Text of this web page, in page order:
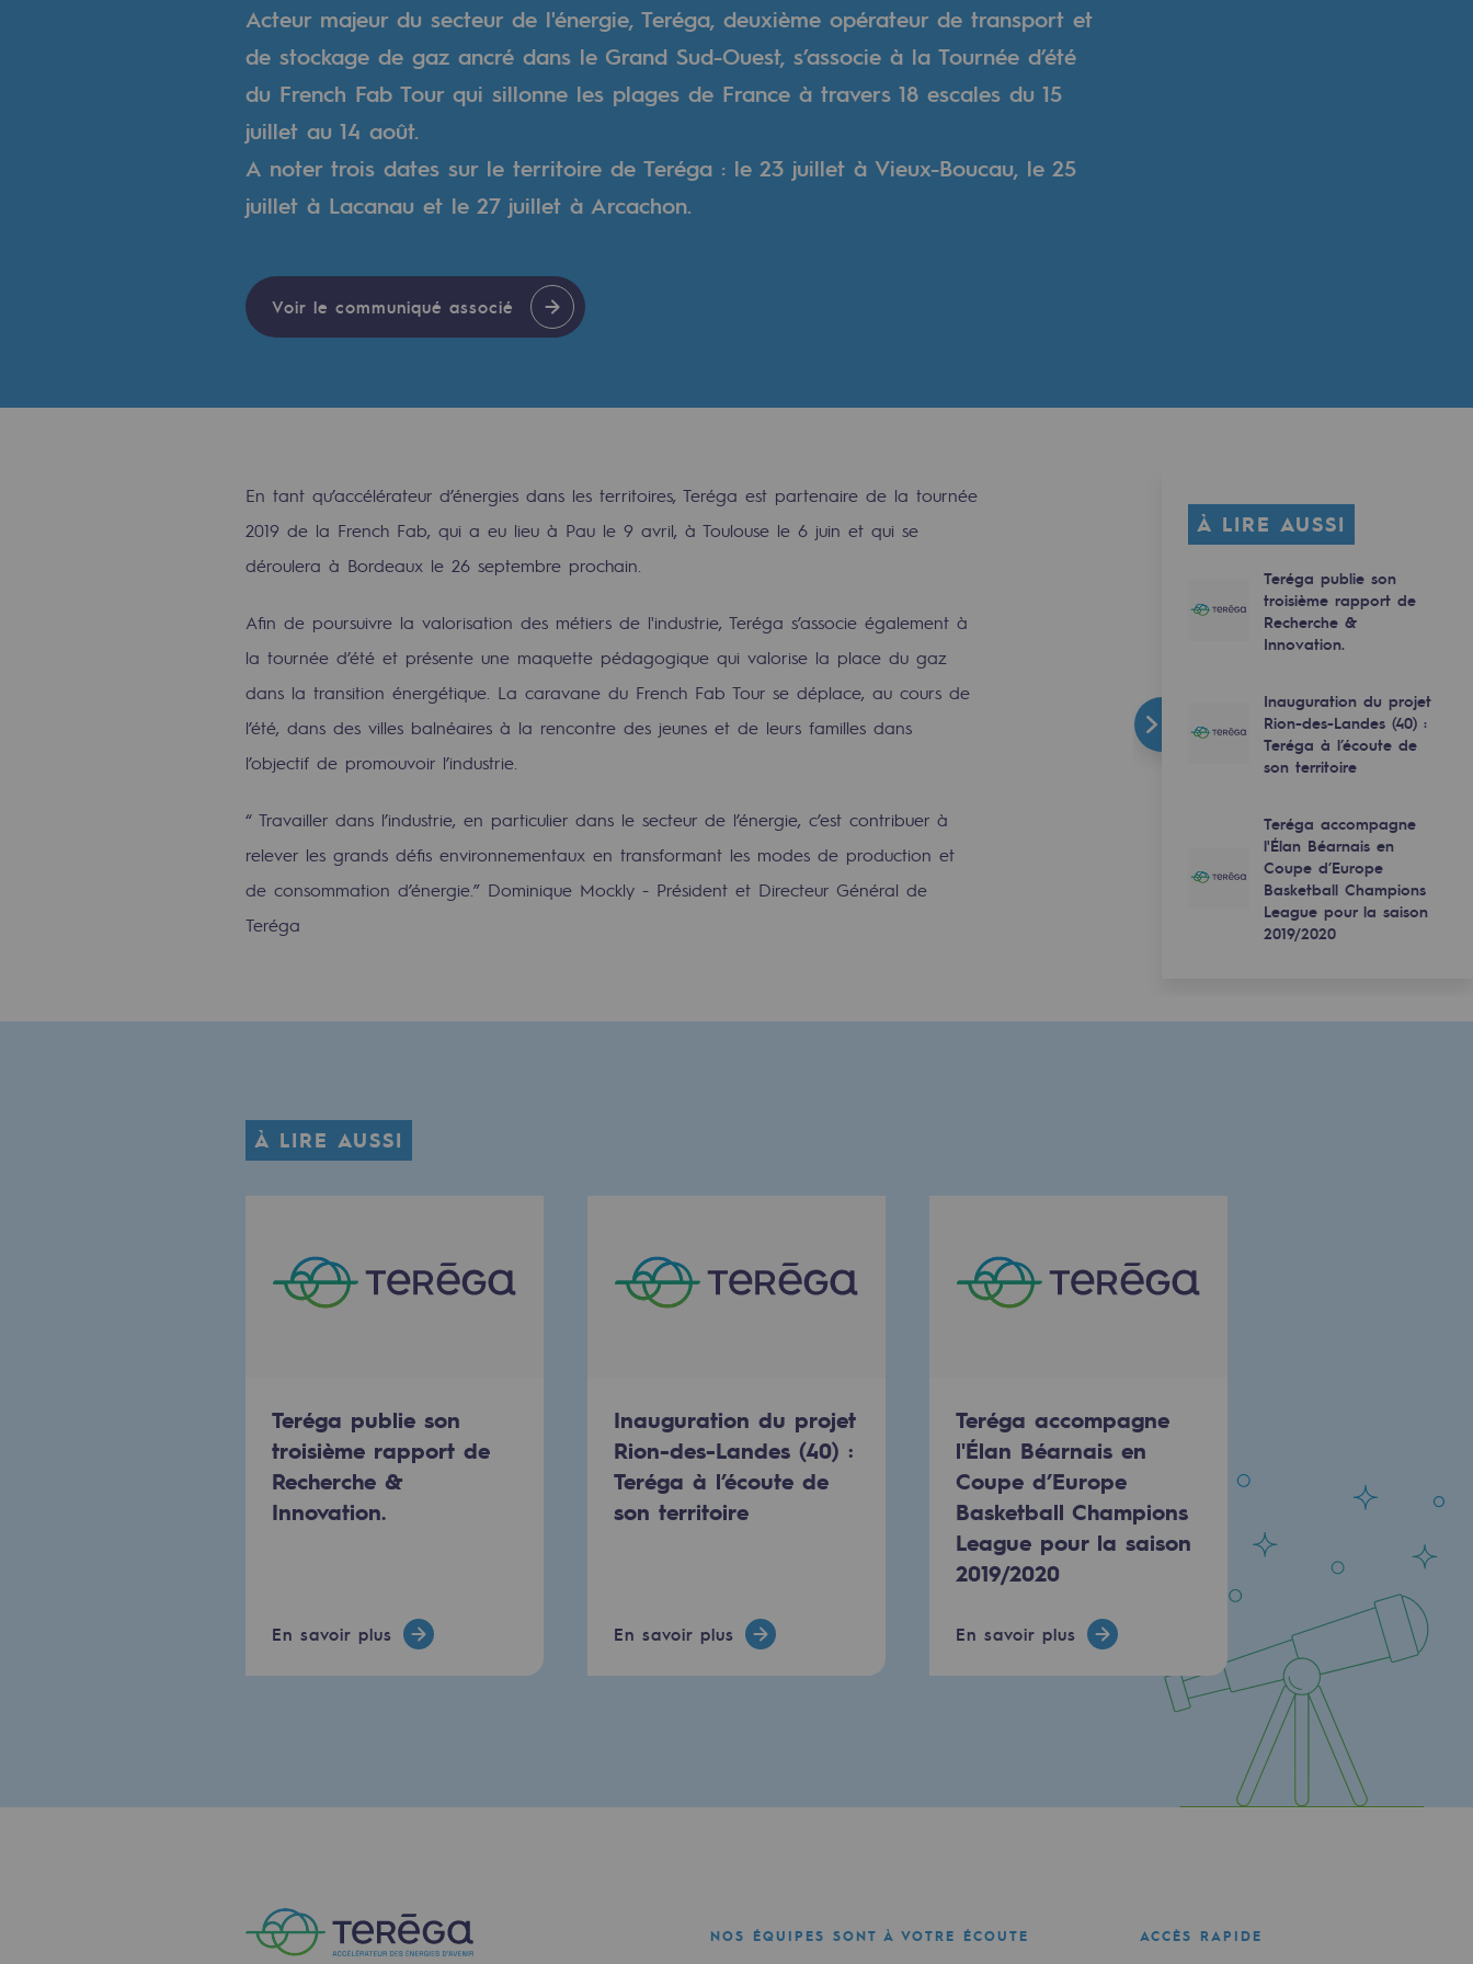
Un réseau local et européen
Une organisation adaptative et ouverte
Une organisation adaptative et ouverte
Transversalité et Collaboratif
Notre culture et nos valeurs
Une organisation certifiée
Publications institutionnelles
Où nous trouver
Les énergies d'avenir
Les énergies d'avenir
Gaz renouvelables et procédés durables
Gaz renouvelables et procédés durables
Concertations CH4, H2 et CO2
Espace pédagogique
2050 : un monde d’énergies renouvelables et bas carbone
CCUS Objectif Zéro CO2
Objectif Biométhane
Acteur engagé
Limitation des émissions atmosphériques
Acteur majeur du secteur de l'énergie, Teréga, deuxième opérateur de transport et
de stockage de gaz ancré dans le Grand Sud-Ouest, s’associe à la Tournée d’été
du French Fab Tour qui sillonne les plages de France à travers 18 escales du 15
juillet au 14 août.
A noter trois dates sur le territoire de Teréga : le 23 juillet à Vieux-Boucau, le 25
juillet à Lacanau et le 27 juillet à Arcachon.
Voir le communiqué associé
En tant qu’accélérateur d’énergies dans les territoires, Teréga est partenaire de la tournée
2019 de la French Fab, qui a eu lieu à Pau le 9 avril, à Toulouse le 6 juin et qui se
déroulera à Bordeaux le 26 septembre prochain.
Afin de poursuivre la valorisation des métiers de l'industrie, Teréga s’associe également à
la tournée d’été et présente une maquette pédagogique qui valorise la place du gaz
dans la transition énergétique. La caravane du French Fab Tour se déplace, au cours de
l’été, dans des villes balnéaires à la rencontre des jeunes et de leurs familles dans
l’objectif de promouvoir l’industrie.
“ Travailler dans l’industrie, en particulier dans le secteur de l’énergie, c’est contribuer à
relever les grands défis environnementaux en transformant les modes de production et
de consommation d’énergie.” Dominique Mockly - Président et Directeur Général de
Teréga
À LIRE AUSSI
Teréga publie son
troisième rapport de
Recherche &
Innovation.
Inauguration du projet
Rion-des-Landes (40) :
Teréga à l’écoute de
son territoire
Teréga accompagne
l'Élan Béarnais en
Coupe d’Europe
Basketball Champions
League pour la saison
2019/2020
À LIRE AUSSI
Teréga publie son
troisième rapport de
Recherche &
Innovation.
En savoir plus
Inauguration du projet
Rion-des-Landes (40) :
Teréga à l’écoute de
son territoire
En savoir plus
Teréga accompagne
l'Élan Béarnais en
Coupe d’Europe
Basketball Champions
League pour la saison
2019/2020
En savoir plus
NOS ÉQUIPES SONT À VOTRE ÉCOUTE ACCÈS RAPIDE